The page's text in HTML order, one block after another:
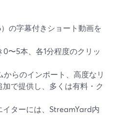
の字幕付きショート動画を
〜5本、各1分程度のクリッ
らのインポート、高度なリ
で提供し、多くは有料・ク
ターには、StreamYard内